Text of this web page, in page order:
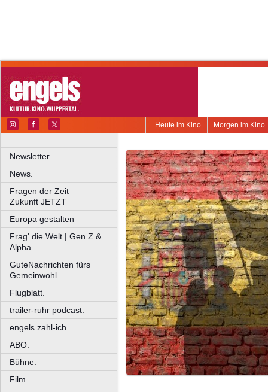
Morgen im Kino
Heute im Kino
Newsletter.
News.
Fragen der Zeit
Zukunft JETZT
Europa gestalten
Frag' die Welt | Gen Z &
Alpha
GuteNachrichten fürs
Gemeinwohl
Flugblatt.
trailer-ruhr podcast.
engels zahl-ich.
ABO.
Bühne.
Film.